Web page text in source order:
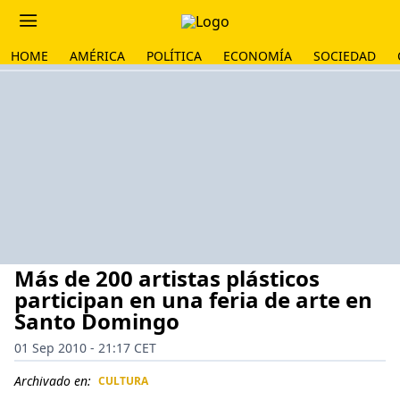
HOME AMÉRICA POLÍTICA ECONOMÍA SOCIEDAD
Más de 200 artistas plásticos
participan en una feria de arte en
Santo Domingo
01 Sep 2010 - 21:17 CET
Archivado en: CULTURA